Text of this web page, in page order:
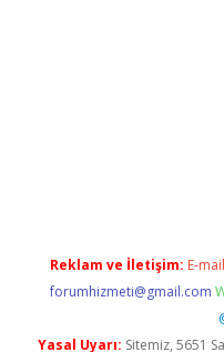
Reklam ve İletişim: E-
forumhizmeti@gmail.com
Yasal Uyarı: Sitemiz, 5651